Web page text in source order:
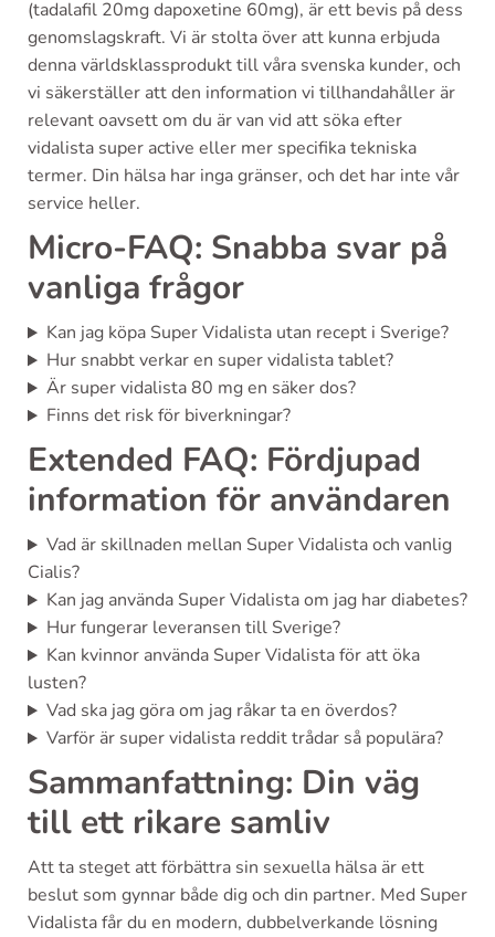
(tadalafil 20mg dapoxetine 60mg), är ett bevis på dess
genomslagskraft. Vi är stolta över att kunna erbjuda
denna världsklassprodukt till våra svenska kunder, och
vi säkerställer att den information vi tillhandahåller är
relevant oavsett om du är van vid att söka efter
vidalista super active eller mer specifika tekniska
termer. Din hälsa har inga gränser, och det har inte vår
service heller.
Micro-FAQ: Snabba svar på
vanliga frågor
Kan jag köpa Super Vidalista utan recept i Sverige?
Hur snabbt verkar en super vidalista tablet?
Är super vidalista 80 mg en säker dos?
Finns det risk för biverkningar?
Extended FAQ: Fördjupad
information för användaren
Vad är skillnaden mellan Super Vidalista och vanlig
Cialis?
Kan jag använda Super Vidalista om jag har diabetes?
Hur fungerar leveransen till Sverige?
Kan kvinnor använda Super Vidalista för att öka
lusten?
Vad ska jag göra om jag råkar ta en överdos?
Varför är super vidalista reddit trådar så populära?
Sammanfattning: Din väg
till ett rikare samliv
Att ta steget att förbättra sin sexuella hälsa är ett
beslut som gynnar både dig och din partner. Med Super
Vidalista får du en modern, dubbelverkande lösning